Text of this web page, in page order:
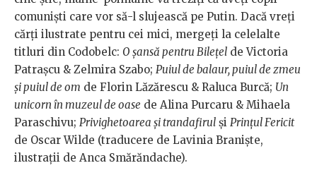
comuniști care vor să-l slujească pe Putin. Dacă vreți
cărți ilustrate pentru cei mici, mergeți la celelalte
titluri din Codobelc: O șansă pentru Bilețel de Victoria
Patrașcu & Zelmira Szabo; Puiul de balaur, puiul de zmeu
și puiul de om de Florin Lăzărescu & Raluca Burcă; Un
unicorn în muzeul de oase de Alina Purcaru & Mihaela
Paraschivu; Privighetoarea și trandafirul și Prințul Fericit
de Oscar Wilde (traducere de Lavinia Braniște,
ilustrații de Anca Smărăndache).